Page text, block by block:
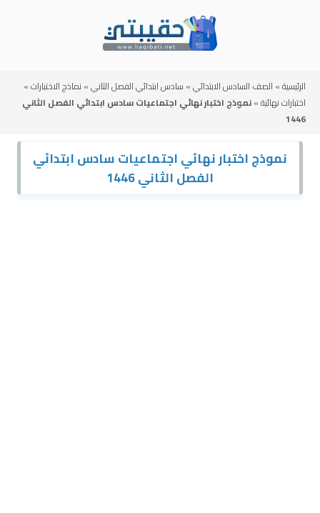
الرئيسية» الصف السادس الابتدائي» سادس ابتدائي الفصل الثاني» نماذج الاختبارات»
اختبارات نهائية»نموذج اختبار نهائي اجتماعيات سادس ابتدائي الفصل الثاني
1446
نموذج اختبار نهائي اجتماعيات سادس ابتدائي
الفصل الثاني 1446